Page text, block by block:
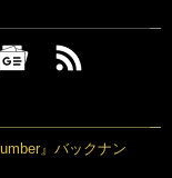
』バックナン